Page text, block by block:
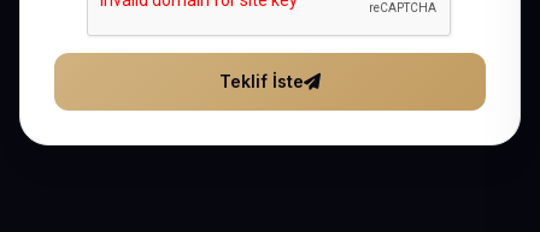
Teklif İste